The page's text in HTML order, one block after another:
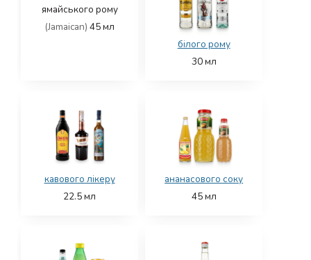
ямайського рому
(Jamaican) 45мл
білого рому
30мл
кавового лікеру
22.5мл
ананасового соку
45мл